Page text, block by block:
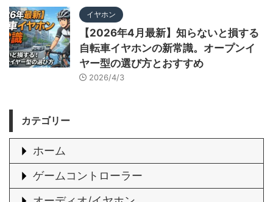
イヤホン
【2026年4月最新】知らないと損する
自転車イヤホンの新常識。オープンイ
ヤー型の選び方とおすすめ
2026/4/3
カテゴリー
ホーム
ゲームコントローラー